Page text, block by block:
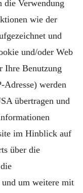
die Verwendung
wie der
und
und/oder Web
Ihre Benutzung
Adresse) werden
übertragen und
im Hinblick auf
über die
und um weitere mit